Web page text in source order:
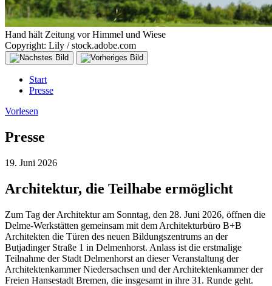
Hand hält Zeitung vor Himmel und Wiese
Copyright: Lily / stock.adobe.com
Start
Presse
Vorlesen
Presse
19. Juni 2026
Architektur, die Teilhabe ermöglicht
Zum Tag der Architektur am Sonntag, den 28. Juni 2026, öffnen die
Delme-Werkstätten gemeinsam mit dem Architekturbüro B+B
Architekten die Türen des neuen Bildungszentrums an der
Butjadinger Straße 1 in Delmenhorst. Anlass ist die erstmalige
Teilnahme der Stadt Delmenhorst an dieser Veranstaltung der
Architektenkammer Niedersachsen und der Architektenkammer der
Freien Hansestadt Bremen, die insgesamt in ihre 31. Runde geht.